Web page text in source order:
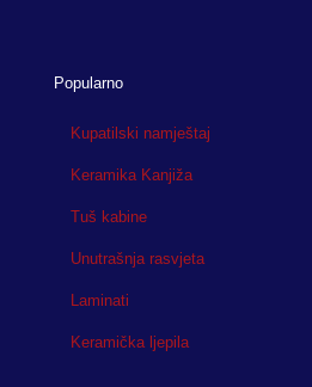
Popularno
Kupatilski namještaj
Keramika Kanjiža
Tuš kabine
Unutrašnja rasvjeta
Laminati
Keramička ljepila